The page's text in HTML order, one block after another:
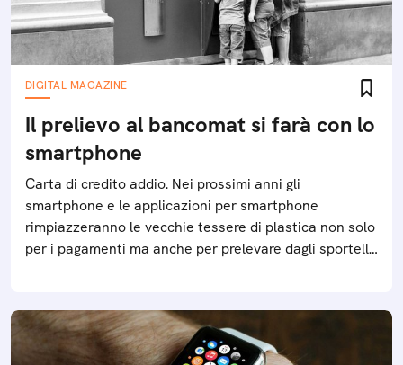
DIGITAL MAGAZINE
Il prelievo al bancomat si farà con lo
smartphone
Carta di credito addio. Nei prossimi anni gli
smartphone e le applicazioni per smartphone
rimpiazzeranno le vecchie tessere di plastica non solo
per i pagamenti ma anche per prelevare dagli sportelli